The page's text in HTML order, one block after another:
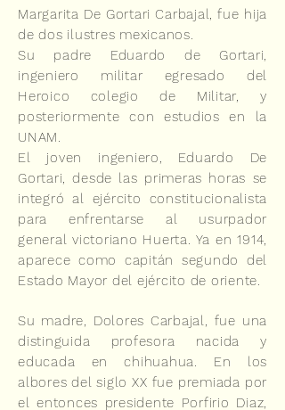
Margarita De Gortari Carbajal, fue hija
de dos ilustres mexicanos.
Su padre Eduardo de Gortari,
ingeniero militar egresado del
Heroico colegio de Militar, y
posteriormente con estudios en la
UNAM.
El joven ingeniero, Eduardo De
Gortari, desde las primeras horas se
integró al ejército constitucionalista
para enfrentarse al usurpador
general victoriano Huerta. Ya en 1914,
aparece como capitán segundo del
Estado Mayor del ejército de oriente.
Su madre, Dolores Carbajal, fue una
distinguida profesora nacida y
educada en chihuahua. En los
albores del siglo XX fue premiada por
el entonces presidente Porfirio Diaz,